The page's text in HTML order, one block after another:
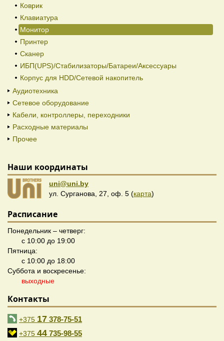
Коврик
Клавиатура
Монитор
Принтер
Сканер
ИБП(UPS)/Стабилизаторы/Батареи/Аксессуары
Корпус для HDD/Cетевой накопитель
Аудиотехника
Сетевое оборудование
Кабели, контроллеры, переходники
Расходные материалы
Прочее
Наши координаты
uni@uni.by
ул. Сурганова, 27, оф. 5 (карта)
Расписание
Понедельник – четверг:
с 10:00 до 19:00
Пятница:
с 10:00 до 18:00
Суббота и воскресенье:
выходные
Контакты
+375 17 378-75-51
+375 44 735-98-55